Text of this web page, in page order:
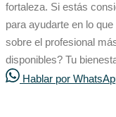
fortaleza. Si estás
para ayudarte en lo
sobre el profesional
disponibles? Tu
Hablar por